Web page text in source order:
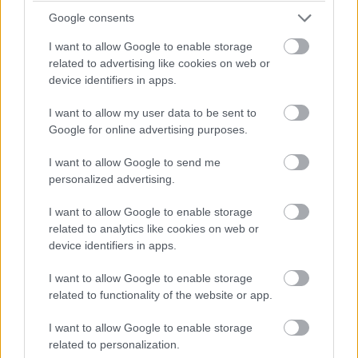
Google consents
I want to allow Google to enable storage
related to advertising like cookies on web or
device identifiers in apps.
I want to allow my user data to be sent to
Google for online advertising purposes.
I want to allow Google to send me
personalized advertising.
I want to allow Google to enable storage
related to analytics like cookies on web or
device identifiers in apps.
I want to allow Google to enable storage
related to functionality of the website or app.
I want to allow Google to enable storage
related to personalization.
jelentette be, amely kifejezetten
szervestrágya-feldolgozó üzemek létrehozását
ösztönözné.
Nagy István agrárminiszter az elhatározást
az állattartó telepeken létrejövő
szervestrágya feldolgozásával -
elő, amelyek a szántóföldi
növénytermelésben, a kertészetekben és a
hobbikertekben talajjavítókként